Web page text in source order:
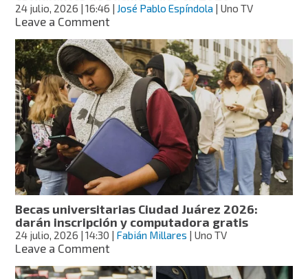
24 julio, 2026 | 16:46 José Pablo Espíndola | Uno TV
Leave a Commenton
son
las
becas
disponibles
para
estudiantes
bachillerato
2026
Becas universitarias Ciudad Juárez 2026:
darán inscripción y computadora gratis
24 julio, 2026 | 14:30 | Fabián Millares | Uno TV
Leave a Commenton
universitarias